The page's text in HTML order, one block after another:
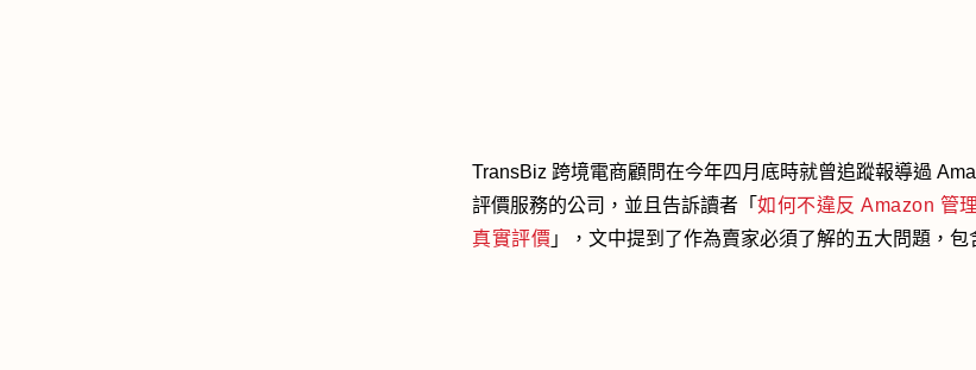
TransBiz 跨境電商顧問在今年四月底時就曾追蹤報導過
評價服務的公司，並且告訴讀者「 如何不違反 Amazon 管
真實評價 」，文中提到了作為賣家必須了解的五大問題，包